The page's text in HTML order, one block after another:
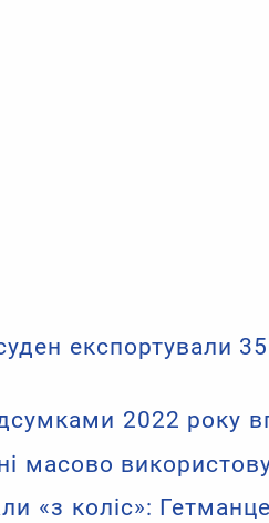
експортували
2022 року
масово
«з коліс»: